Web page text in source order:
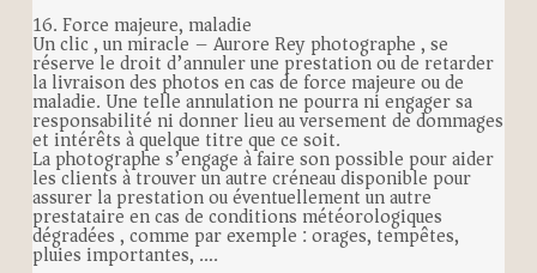
16. Force majeure, maladie
Un clic , un miracle – Aurore Rey photographe , se
réserve le droit d’annuler une prestation ou de retarder
la livraison des photos en cas de force majeure ou de
maladie. Une telle annulation ne pourra ni engager sa
responsabilité ni donner lieu au versement de dommages
et intérêts à quelque titre que ce soit.
La photographe s’engage à faire son possible pour aider
les clients à trouver un autre créneau disponible pour
assurer la prestation ou éventuellement un autre
prestataire en cas de conditions météorologiques
dégradées , comme par exemple : orages, tempêtes,
pluies importantes, ….